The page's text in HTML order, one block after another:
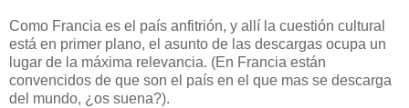
Como Francia es el país anfitrión, y allí la cuestión cultural
está en primer plano, el asunto de las descargas ocupa un
lugar de la máxima relevancia. (En Francia están
convencidos de que son el país en el que mas se descarga
del mundo, ¿os suena?).